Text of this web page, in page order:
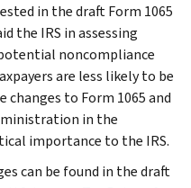
in the draft Form 1065
the IRS in assessing
noncompliance
are less likely to be
changes to Form 1065 and
in the
importance to the IRS.
can be found in the draft